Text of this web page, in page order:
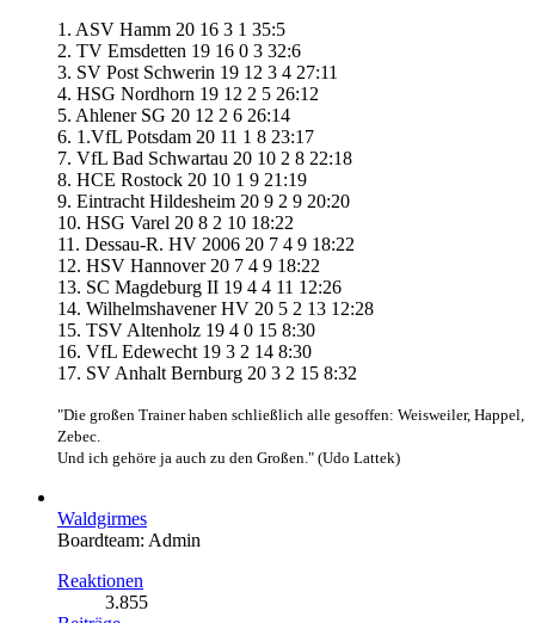
1. ASV Hamm 20 16 3 1 35:5
2. TV Emsdetten 19 16 0 3 32:6
3. SV Post Schwerin 19 12 3 4 27:11
4. HSG Nordhorn 19 12 2 5 26:12
5. Ahlener SG 20 12 2 6 26:14
6. 1.VfL Potsdam 20 11 1 8 23:17
7. VfL Bad Schwartau 20 10 2 8 22:18
8. HCE Rostock 20 10 1 9 21:19
9. Eintracht Hildesheim 20 9 2 9 20:20
10. HSG Varel 20 8 2 10 18:22
11. Dessau-R. HV 2006 20 7 4 9 18:22
12. HSV Hannover 20 7 4 9 18:22
13. SC Magdeburg II 19 4 4 11 12:26
14. Wilhelmshavener HV 20 5 2 13 12:28
15. TSV Altenholz 19 4 0 15 8:30
16. VfL Edewecht 19 3 2 14 8:30
17. SV Anhalt Bernburg 20 3 2 15 8:32
"Die großen Trainer haben schließlich alle gesoffen: Weisweiler, Happel,
Zebec.
Und ich gehöre ja auch zu den Großen." (Udo Lattek)
Waldgirmes
Boardteam: Admin
Reaktionen
3.855